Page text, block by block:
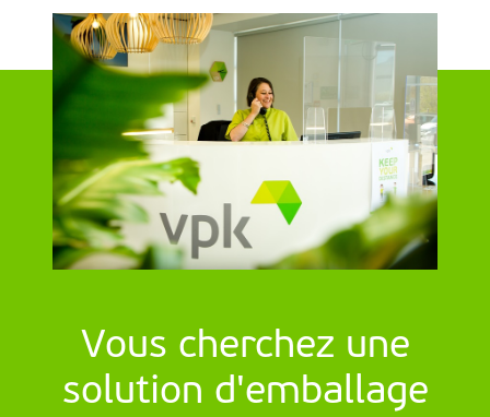
Vous cherchez une
solution d'emballage